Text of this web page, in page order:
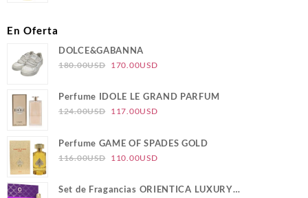
En Oferta
DOLCE&GABANNA
180.00USD El
original
era:
170.00USDEl
actual
Perfume IDOLE LE GRAND PARFUM
124.00USD El
original
era:
117.00USDEl
actual
Perfume GAME OF SPADES GOLD
116.00USD El
original
110.00USDEl
actual
Set de Fragancias ORIENTICA LUXURY